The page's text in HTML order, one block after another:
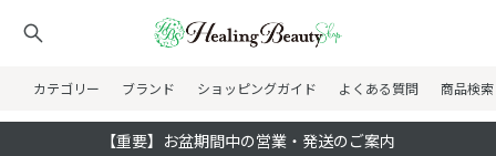
カテゴリー ブランド ショッピングガイド よくある質問 商品検索
【重要】お盆期間中の営業・発送のご案内